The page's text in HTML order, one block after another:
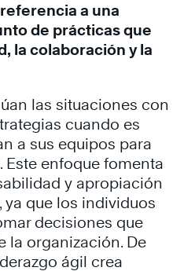
a una
de prácticas que
la colaboración y la
las situaciones con
cuando es
a sus equipos para
Este enfoque fomenta
y apropiación
que los individuos
decisiones que
la organización. De
ágil crea